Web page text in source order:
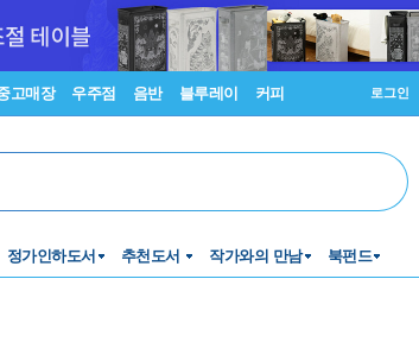
고매장 우주점 음반 블루레이 커피 로그인
정가인하도서 추천도서 작가와의 만남 북펀드